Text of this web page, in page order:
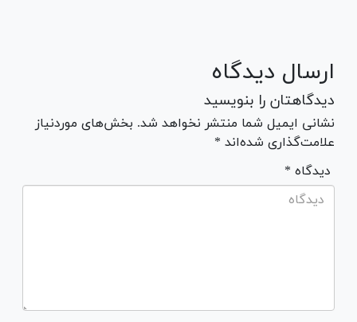
ارسال دیدگاه
دیدگاهتان را بنویسید
نشانی ایمیل شما منتشر نخواهد شد. بخش‌های موردنیاز
علامت‌گذاری شده‌اند *
* دیدگاه